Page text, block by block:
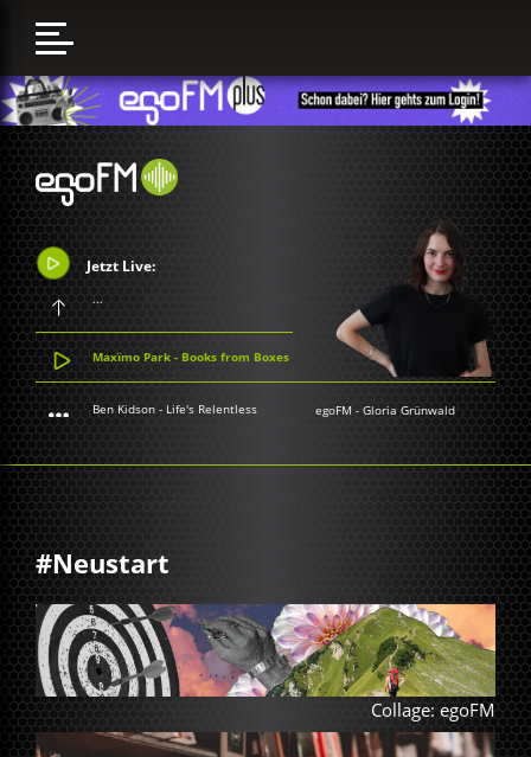
Jetzt Live:
...
Maxïmo Park - Books from Boxes
Ben Kidson - Life's Relentless egoFM -Gloria Grünwald
#Neustart
Collage: egoFM